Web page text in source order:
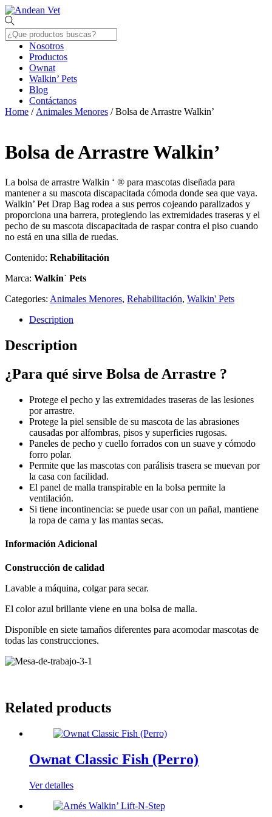
Skip
to
content
Menu
Nosotros
Productos
Ownat
Walkin’ Pets
Blog
Contáctanos
Close
Home / Animales Menores / Bolsa de Arrastre Walkin’
Bolsa de Arrastre Walkin’
La bolsa de arrastre Walkin ‘ ® para mascotas diseñada para
mantener a su mascota discapacitada cómoda donde sea que vaya.
Walkin’ Pet Drap Bag rodea a sus perros cojeando paralizados y
proporciona una barrera, protegiendo las extremidades traseras y el
pecho de su mascota discapacitada de raspar contra el piso cuando
no está en una silla de ruedas.
Contenido: Rehabilitación
Marca: Walkin` Pets
Categories: Animales Menores, Rehabilitación, Walkin' Pets
Description
Description
¿Para qué sirve Bolsa de Arrastre ?
Protege el pecho y las extremidades traseras de las lesiones
por arrastre.
Protege la piel sensible de su mascota de las abrasiones
causadas por alfombras, pisos y superficies rugosas.
Paneles de pecho y cuello forrados con un suave y cómodo
forro polar.
Permite que las mascotas con parálisis trasera se muevan por
la casa con facilidad.
El panel de malla transpirable en la bolsa permite la
ventilación.
Si tiene incontinencia: se puede usar con un pañal, mantiene
la ropa de cama y las mantas secas.
Información Adicional
Construcción de calidad
Lavable a máquina, colgar para secar.
El color azul brillante viene en una bolsa de malla.
Disponible en siete tamaños diferentes para acomodar mascotas de
todas las construcciones.
Related products
Ownat Classic Fish (Perro)
Ver detalles